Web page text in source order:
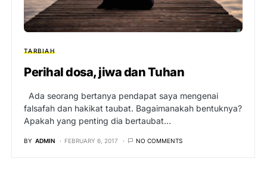
TARBIAH
Perihal dosa, jiwa dan Tuhan
Ada seorang bertanya pendapat saya mengenai
falsafah dan hakikat taubat. Bagaimanakah bentuknya?
Apakah yang penting dia bertaubat…
BY ADMIN FEBRUARY 6, 2017 NO COMMENTS